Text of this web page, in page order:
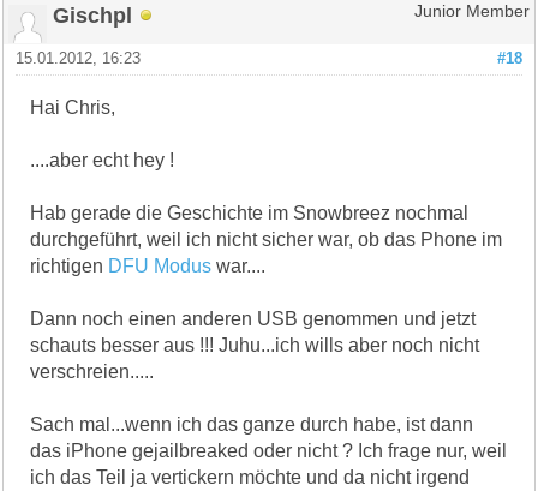
Gischpl Junior Member
#18
15.01.2012, 16:23
Hai Chris,
....aber echt hey !
Hab gerade die Geschichte im Snowbreez nochmal
durchgeführt, weil ich nicht sicher war, ob das Phone im
richtigen DFU Modus war....
Dann noch einen anderen USB genommen und jetzt
schauts besser aus !!! Juhu...ich wills aber noch nicht
verschreien.....
Sach mal...wenn ich das ganze durch habe, ist dann
das iPhone gejailbreaked oder nicht ? Ich frage nur, weil
ich das Teil ja vertickern möchte und da nicht irgend